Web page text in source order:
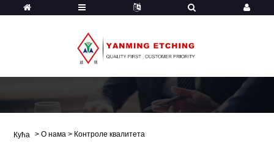
Кућа > О нама > Контроле квалитета